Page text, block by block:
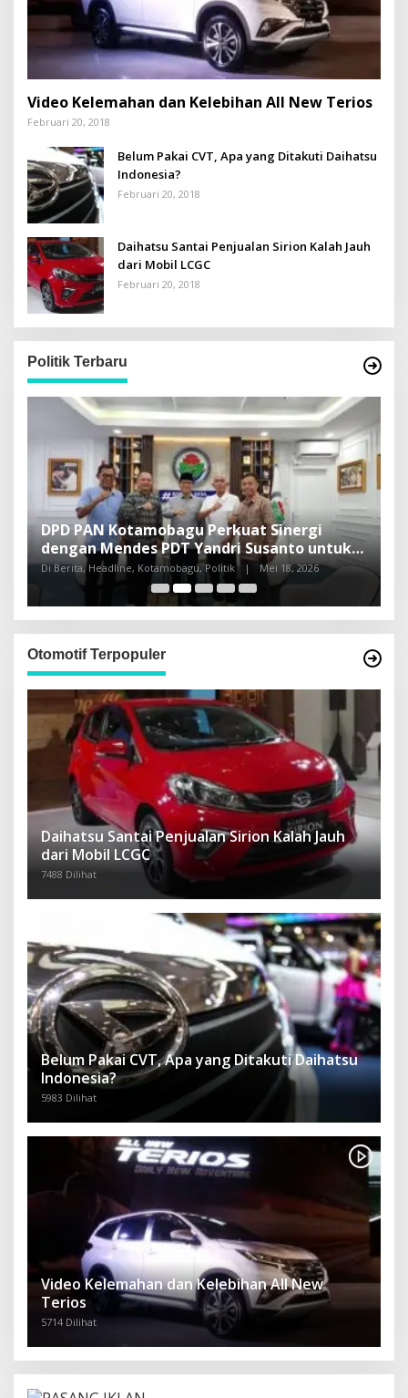
Video Kelemahan dan Kelebihan All New Terios
Februari 20, 2018
Belum Pakai CVT, Apa yang Ditakuti Daihatsu
Indonesia?
Februari 20, 2018
Daihatsu Santai Penjualan Sirion Kalah Jauh
dari Mobil LCGC
Februari 20, 2018
Politik Terbaru
DPD PAN Kotamobagu Perkuat Sinergi
dengan Mendes PDT Yandri Susanto untuk
Pembangunan Sulut
Di Berita, Headline, Kotamobagu, Politik | Mei 18, 2026
Otomotif Terpopuler
Daihatsu Santai Penjualan Sirion Kalah Jauh
dari Mobil LCGC
7488 Dilihat
Belum Pakai CVT, Apa yang Ditakuti Daihatsu
Indonesia?
5983 Dilihat
Video Kelemahan dan Kelebihan All New
Terios
5714 Dilihat